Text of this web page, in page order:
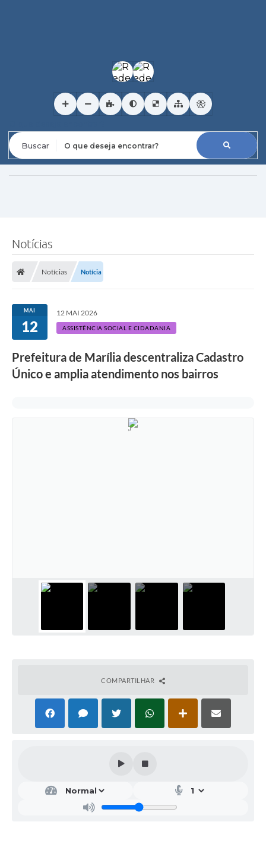
Notícias
Notícias Notícia
MAI
12
12 MAI 2026
ASSISTÊNCIA SOCIAL E CIDADANIA
Prefeitura de Marília descentraliza Cadastro
Único e amplia atendimento nos bairros
COMPARTILHAR